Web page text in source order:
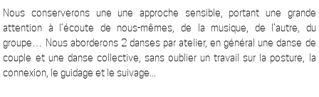
Nous conserverons une une approche sensible, portant une grande
attention à l’écoute de nous-mêmes, de la musique, de l’autre, du
groupe… Nous aborderons 2 danses par atelier, en général une danse de
couple et une danse collective, sans oublier un travail sur la posture, la
connexion, le guidage et le suivage...